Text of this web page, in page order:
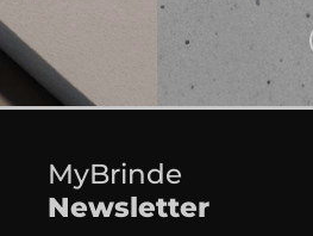
EXPLORAR CADERNOS
MyBrinde
Newsletter